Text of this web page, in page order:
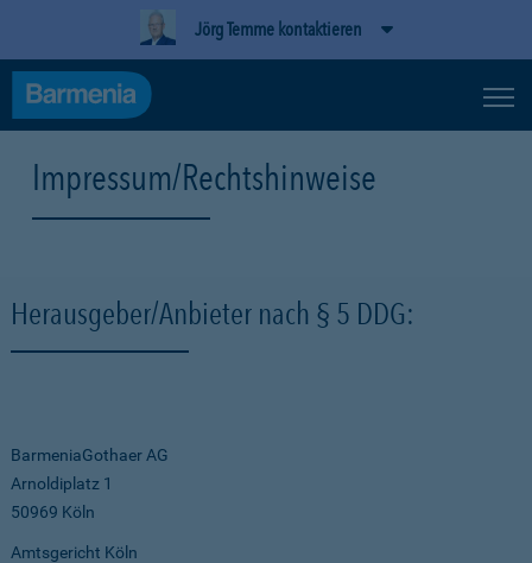
Jörg Temme kontaktieren
Impressum/Rechtshinweise
Herausgeber/Anbieter nach § 5 DDG:
BarmeniaGothaer AG
Arnoldiplatz 1
50969 Köln
Amtsgericht Köln